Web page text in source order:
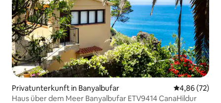
Privatunterkunft in Banyalbufar
4,86 (72)
Haus über dem Meer Banyalbufar ETV9414 CanaHildur